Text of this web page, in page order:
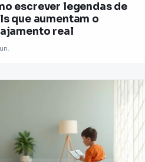
escrever legendas de
que aumentam o
real